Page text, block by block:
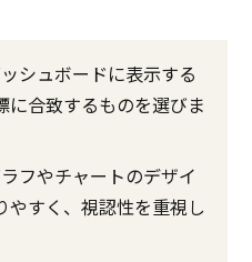
シュボードに表示する
に合致するものを選びま
フやチャートのデザイ
やすく、視認性を重視し